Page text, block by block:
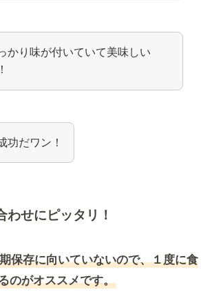
かり味が付いていて美味しい
功だワン！
わせにピッタリ！
保存に向いていないので、１度に食
のがオススメです。